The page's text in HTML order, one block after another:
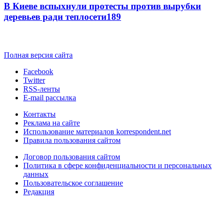
В Киеве вспыхнули протесты против вырубки
деревьев ради теплосети189
Полная версия сайта
Facebook
Twitter
RSS-ленты
E-mail рассылка
Контакты
Реклама на сайте
Использование материалов korrespondent.net
Правила пользования сайтом
Договор пользования сайтом
Политика в сфере конфиденциальности и персональных
данных
Пользовательское соглашение
Редакция